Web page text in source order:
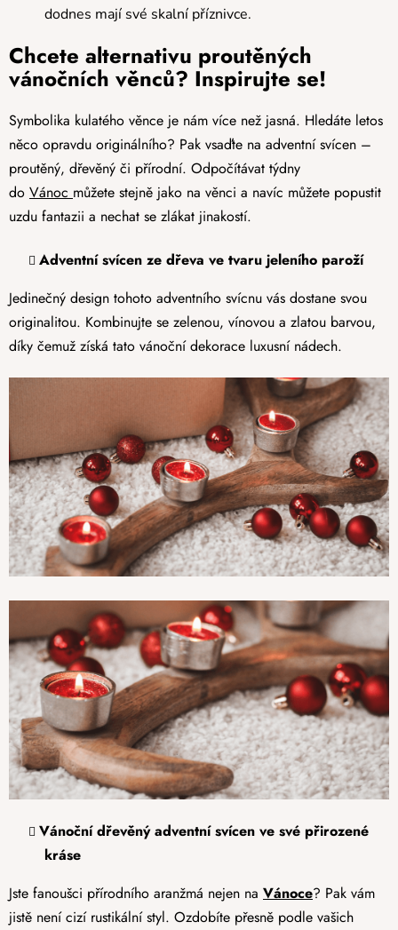
dodnes mají své skalní příznivce.
Chcete alternativu proutěných
vánočních věnců? Inspirujte se!
Symbolika kulatého věnce je nám více než jasná. Hledáte letos
něco opravdu originálního? Pak vsaďte na adventní svícen –
proutěný, dřevěný či přírodní. Odpočítávat týdny
do Vánoc můžete stejně jako na věnci a navíc můžete popustit
uzdu fantazii a nechat se zlákat jinakostí.
Adventní svícen ze dřeva ve tvaru jeleního paroží
Jedinečný design tohoto adventního svícnu vás dostane svou
originalitou. Kombinujte se zelenou, vínovou a zlatou barvou,
díky čemuž získá tato vánoční dekorace luxusní nádech.
Vánoční dřevěný adventní svícen ve své přirozené
kráse
Jste fanoušci přírodního aranžmá nejen na Vánoce? Pak vám
jistě není cizí rustikální styl. Ozdobíte přesně podle vašich